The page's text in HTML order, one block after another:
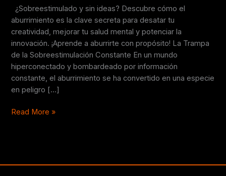
¿Sobreestimulado y sin ideas? Descubre cómo el
aburrimiento es la clave secreta para desatar tu
creatividad, mejorar tu salud mental y potenciar la
innovación. ¡Aprende a aburrirte con propósito! La Trampa
de la Sobreestimulación Constante En un mundo
hiperconectado y bombardeado por información
constante, el aburrimiento se ha convertido en una especie
en peligro […]
tu
Creatividad
(y
Mejora
tu
Salud
Mental)
Read More »